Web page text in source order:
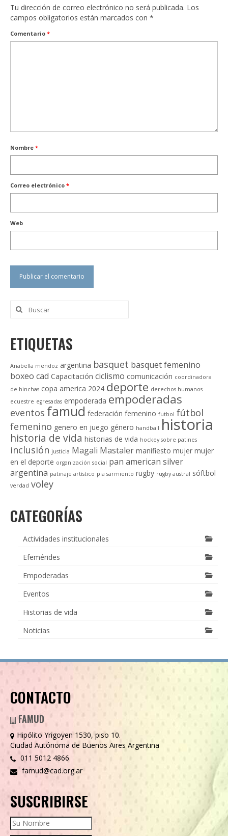
Tu dirección de correo electrónico no será publicada. Los
campos obligatorios están marcados con *
Comentario *
Nombre *
Correo electrónico *
Web
Buscar
por:
ETIQUETAS
Anabella mendoz argentina basquet basquet femenino
boxeo cad Capacitación ciclismo comunicación coordinadora
de hinchas copa america 2024 deporte derechos humanos
ecuestre egresadas empoderada empoderadas
eventos famud federación femenino futbol fútbol
femenino genero en juego género handball historia
historia de vida historias de vida hockey sobre patines
inclusión justicia Magali Mastaler manifiesto mujer mujer
en el deporte organización social pan american silver
argentina patinaje artístico pia sarmiento rugby rugby austral sóftbol
verdad voley
CATEGORÍAS
Actividades institucionales
Efemérides
Empoderadas
Eventos
Historias de vida
Noticias
CONTACTO
FAMUD
Hipólito Yrigoyen 1530, piso 10.
Ciudad Autónoma de Buenos Aires Argentina
011 5012 4866
famud@cad.org.ar
SUSCRIBIRSE